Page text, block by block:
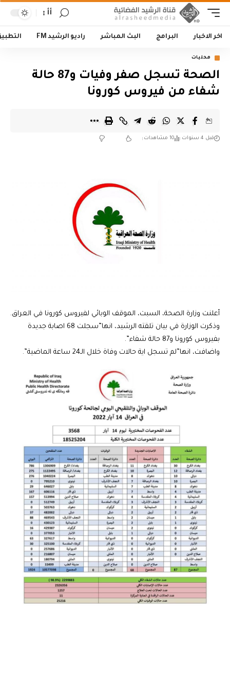
أأ
اخر الاخبار البرامج البث المباشر راديو الرشيد FM
محليات
الصحة تسجل صفر وفيات و87 حالة
شفاء من فيروس كورونا
قبل 4 سنوات 10 مشاهدات
أعلنت وزارة الصحة، السبت، الموقف الوبائي لفيروس كورونا في العراق.
وذكرت الوزارة في بيان تلقته الرشيد، انها”سجلت 68 اصابة جديدة
بفيروس كورونا و87 حالة شفاء”.
واضافت، انها”لم تسجل اية حالات وفاة خلال الـ24 ساعة الماضية”.